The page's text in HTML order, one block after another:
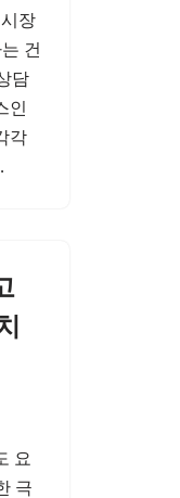
장
건
담
인
각
요
극